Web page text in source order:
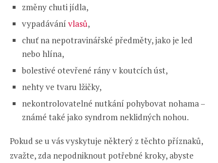
změny chuti jídla,
vypadávání vlasů,
chuť na nepotravinářské předměty, jako je led
nebo hlína,
bolestivé otevřené rány v koutcích úst,
nehty ve tvaru lžičky,
nekontrolovatelné nutkání pohybovat nohama –
známé také jako syndrom neklidných nohou.
Pokud se u vás vyskytuje některý z těchto příznaků,
zvažte, zda nepodniknout potřebné kroky, abyste